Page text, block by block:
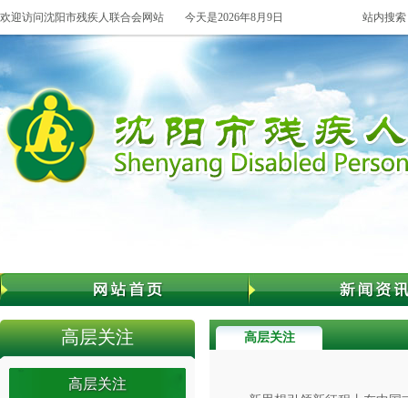
欢迎访问沈阳市残疾人联合会网站 今天是2026年8月9日 站内搜
高层关注
高层关注
高层关注